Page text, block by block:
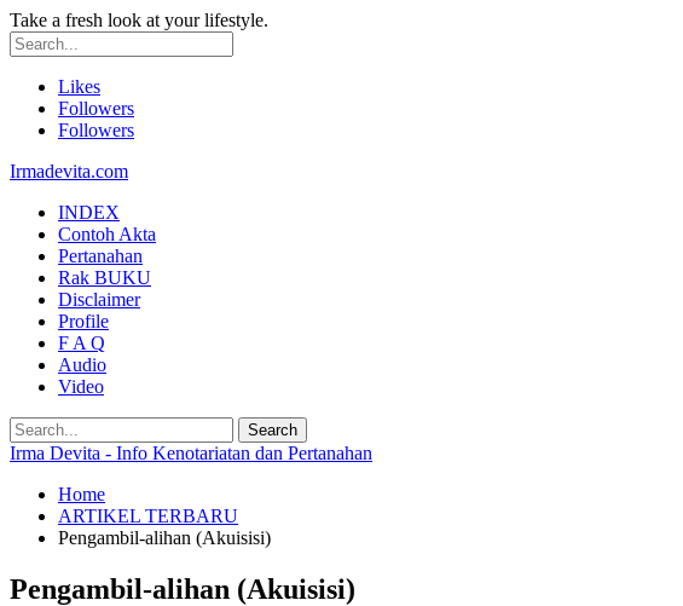
Take a fresh look at your lifestyle.
Likes
Followers
Followers
Irmadevita.com
INDEX
Contoh Akta
Pertanahan
Rak BUKU
Disclaimer
Profile
F A Q
Audio
Video
Irma Devita - Info Kenotariatan dan Pertanahan
Home
ARTIKEL TERBARU
Pengambil-alihan (Akuisisi)
Pengambil-alihan (Akuisisi)